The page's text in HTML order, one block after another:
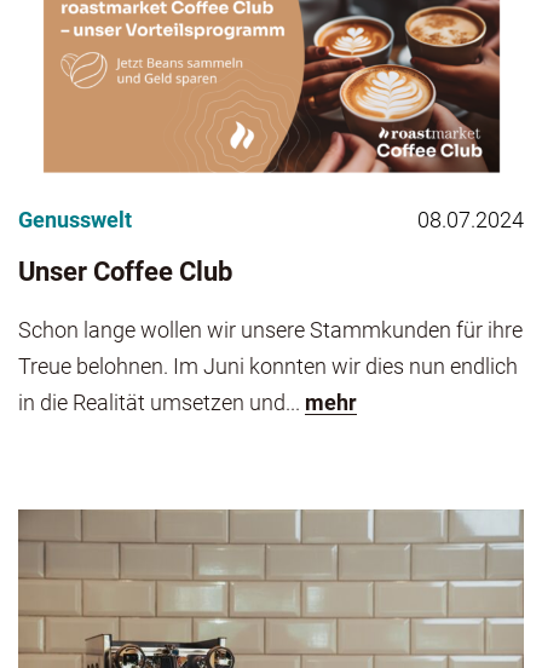
Genusswelt 08.07.2024
Unser Coffee Club
Schon lange wollen wir unsere Stammkunden für ihre
Treue belohnen. Im Juni konnten wir dies nun endlich
in die Realität umsetzen und... mehr